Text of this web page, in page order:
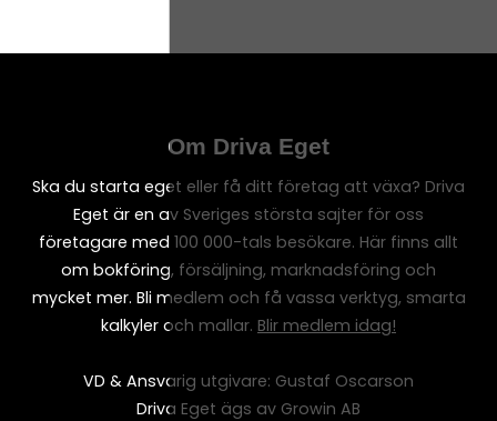
Om Driva Eget
Ska du starta eget eller få ditt företag att växa? Driva
Eget är en av Sveriges största sajter för oss
företagare med 100 000-tals besökare. Här finns allt
om bokföring, försäljning, marknadsföring och
mycket mer. Bli medlem och få vassa verktyg, smarta
kalkyler och mallar. Blir medlem idag!
VD & Ansvarig utgivare: Gustaf Oscarson
Driva Eget ägs av Growin AB